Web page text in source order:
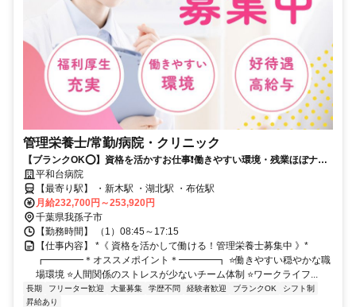
管理栄養士/常勤/病院・クリニック
【ブランクOK⭕️】資格を活かすお仕事❗️働きやすい環境・残業ほぼナシ
✨ 平和台病院
【最寄り駅】 ・新木駅 ・湖北駅 ・布佐駅
月給232,700円～253,920円
千葉県我孫子市
【勤務時間】 （1）08:45～17:15
【仕事内容】 *《 資格を活かして働ける！管理栄養士募集中 》*
┏━━━━＊オススメポイント＊━━━━┓ ⭐️働きやすい穏やかな職
場環境 ⭐️人間関係のストレスが少ないチーム体制 ⭐️ワークライフ...
長期 フリーター歓迎 大量募集 学歴不問 経験者歓迎 ブランクOK
シフト制
昇給あり